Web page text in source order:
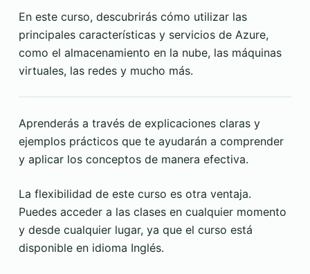
En este curso, descubrirás cómo utilizar las
principales características y servicios de Azure,
como el almacenamiento en la nube, las máquinas
virtuales, las redes y mucho más.
Aprenderás a través de explicaciones claras y
ejemplos prácticos que te ayudarán a comprender
y aplicar los conceptos de manera efectiva.
La flexibilidad de este curso es otra ventaja.
Puedes acceder a las clases en cualquier momento
y desde cualquier lugar, ya que el curso está
disponible en idioma Inglés.